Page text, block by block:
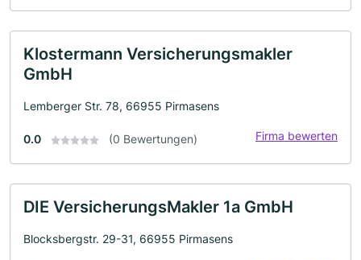
Klostermann Versicherungsmakler
GmbH
Lemberger Str. 78, 66955 Pirmasens
0.0 (0 Bewertungen) Firma bewerten
DIE VersicherungsMakler 1a GmbH
Blocksbergstr. 29-31, 66955 Pirmasens